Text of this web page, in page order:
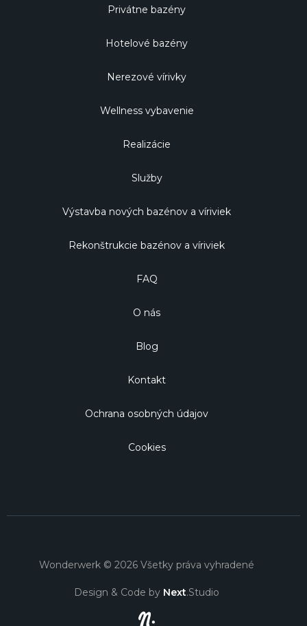
Privátne bazény
Hotelové bazény
Nerezové vírivky
Wellness vybavenie
Realizácie
Služby
Výstavba nových bazénov a víriviek
Rekonštrukcie bazénov a víriviek
FAQ
O nás
Blog
Kontakt
Ochrana osobných údajov
Cookies
Wonderwerk © 2026 Všetky práva vyhradené
Design & Code by Next.Studio